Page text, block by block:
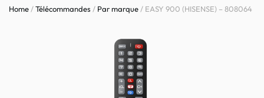
Home /Télécommandes / Par marque / EASY 900 (HISENSE) – 808064